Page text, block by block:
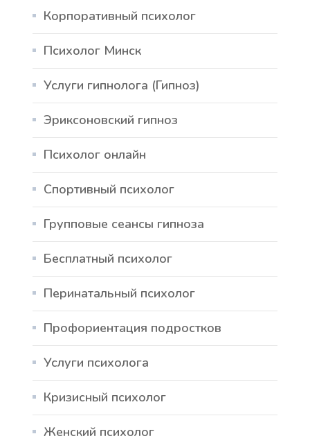
Корпоративный психолог
Психолог Минск
Услуги гипнолога (Гипноз)
Эриксоновский гипноз
Психолог онлайн
Спортивный психолог
Групповые сеансы гипноза
Бесплатный психолог
Перинатальный психолог
Профориентация подростков
Услуги психолога
Кризисный психолог
Женский психолог